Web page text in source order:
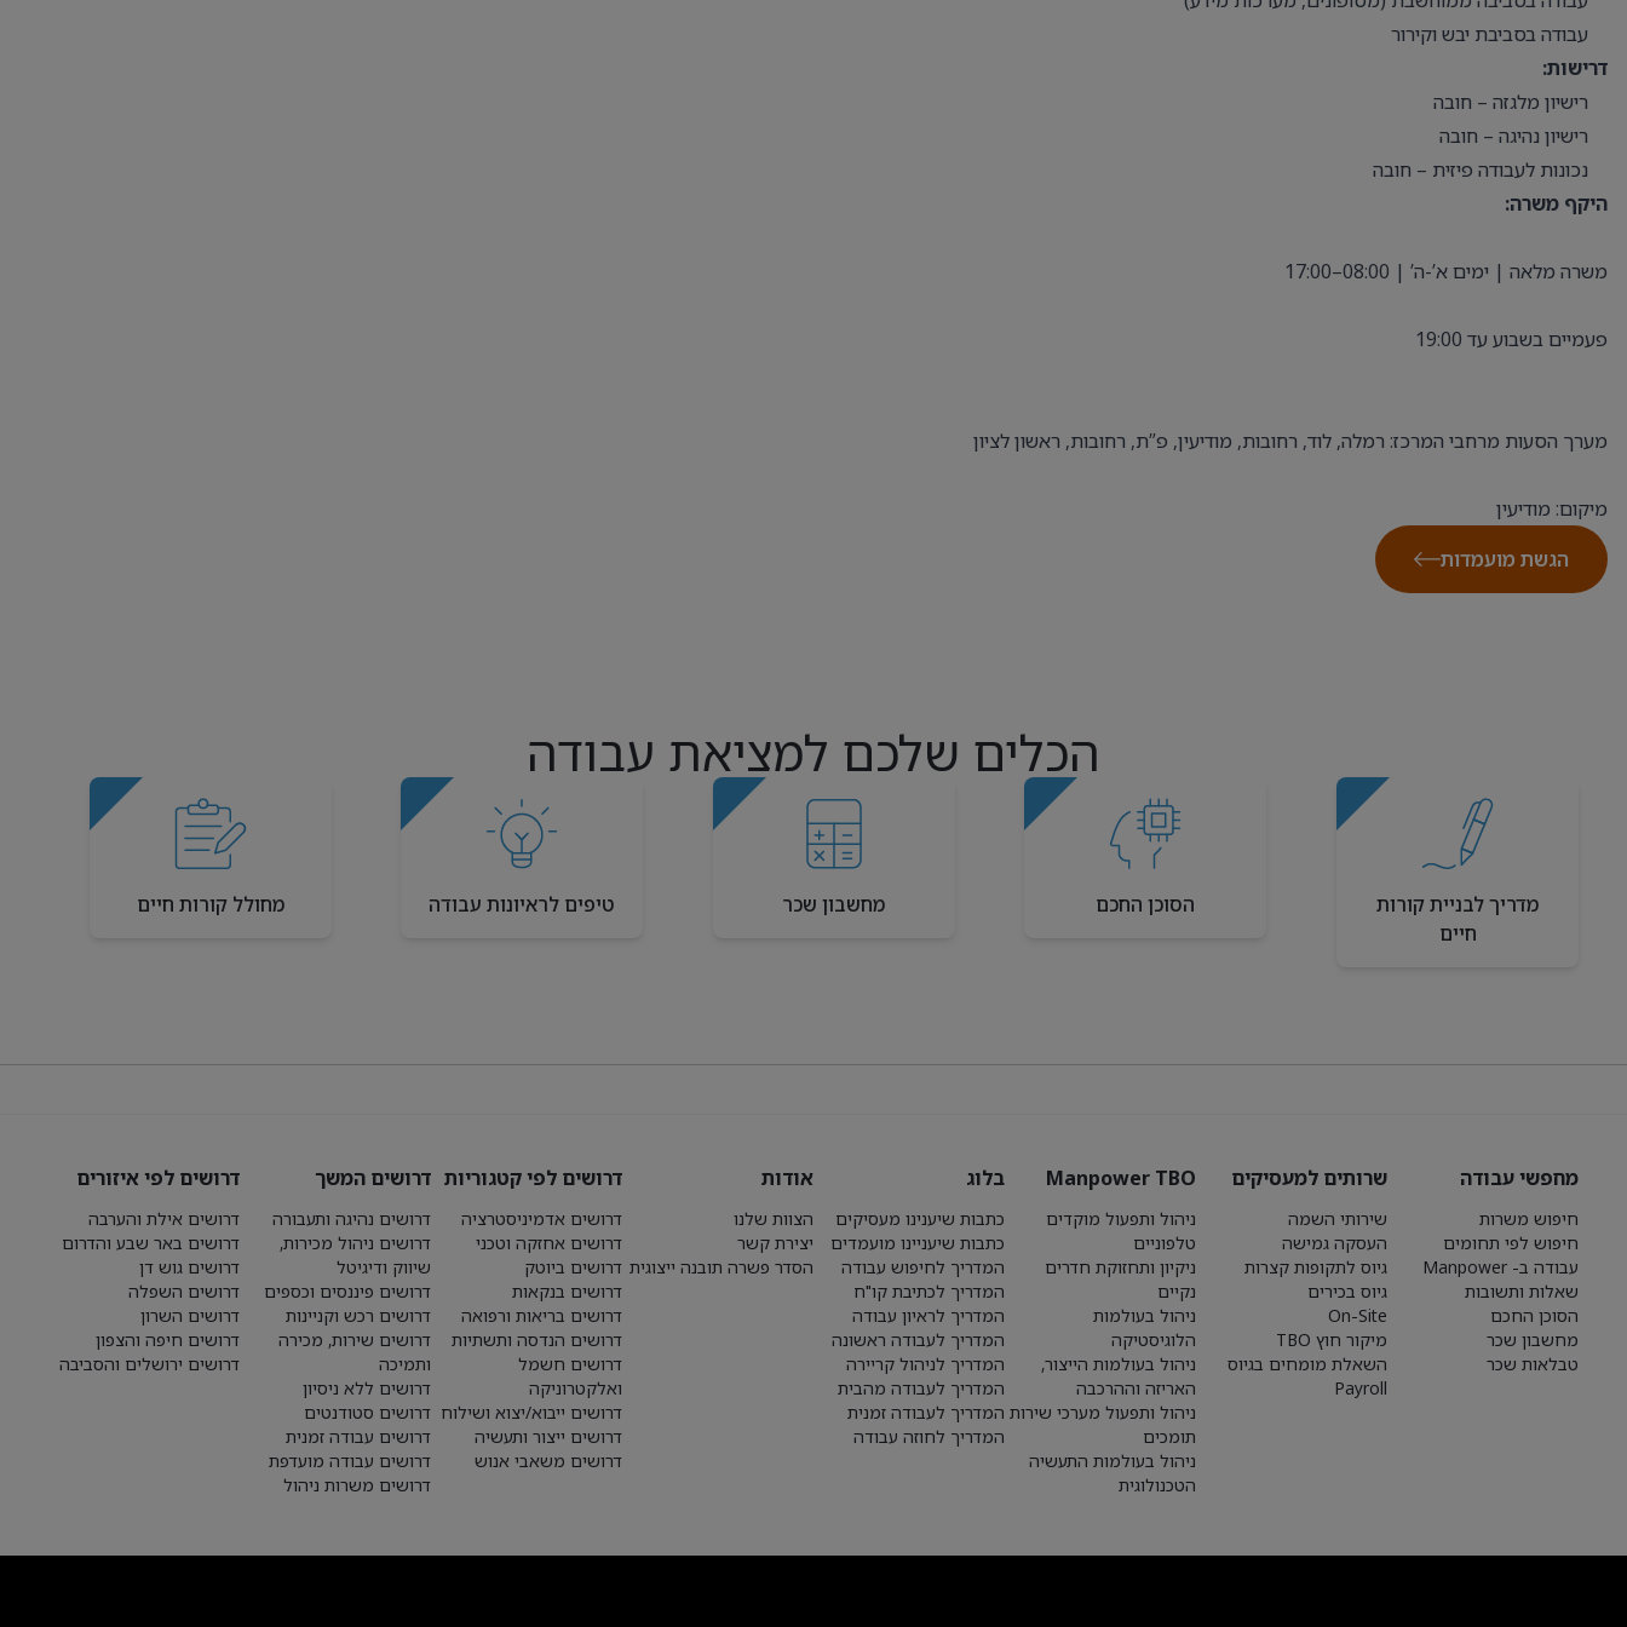
עבודה בסביבת יבש וקירור
דרישות:
רישיון מלגזה – חובה
רישיון נהיגה – חובה
נכונות לעבודה פיזית – חובה
היקף משרה:
משרה מלאה | ימים א’-ה’ | 08:00–17:00
פעמיים בשבוע עד 19:00
מערך הסעות מרחבי המרכז: רמלה, לוד, רחובות, מודיעין, פ”ת, רחובות, ראשון לציון
מיקום: מודיעין
הגשת מועמדות
הכלים שלכם למציאת עבודה
מדריך לבניית קורות
חיים
הסוכן החכם מחשבון שכר טיפים לראיונות עבודה מחולל קורות חיים
מחפשי עבודה
חיפוש משרות
חיפוש לפי תחומים
עבודה ב- Manpower
שאלות ותשובות
הסוכן החכם
מחשבון שכר
טבלאות שכר
שרותים למעסיקים
שירותי השמה
העסקה גמישה
גיוס לתקופות קצרות
גיוס בכירים
On-Site
מיקור חוץ TBO
השאלת מומחים בגיוס
Payroll
Manpower TBO
ניהול ותפעול מוקדים
טלפוניים
ניקיון ותחזוקת חדרים
נקיים
ניהול בעולמות
הלוגיסטיקה
ניהול בעולמות הייצור,
האריזה וההרכבה
ניהול ותפעול מערכי שירות
תומכים
ניהול בעולמות התעשיה
הטכנולוגית
בלוג
כתבות שיענינו מעסיקים
כתבות שיעניינו מועמדים
המדריך לחיפוש עבודה
המדריך לכתיבת קו"ח
המדריך לראיון עבודה
המדריך לעבודה ראשונה
המדריך לניהול קריירה
המדריך לעבודה מהבית
המדריך לעבודה זמנית
המדריך לחוזה עבודה
אודות
הצוות שלנו
יצירת קשר
הסדר פשרה תובנה ייצוגית
דרושים לפי קטגוריות
דרושים אדמיניסטרציה
דרושים אחזקה וטכני
דרושים ביוטק
דרושים בנקאות
דרושים בריאות ורפואה
דרושים הנדסה ותשתיות
דרושים חשמל
ואלקטרוניקה
דרושים ייבוא/יצוא ושילוח
דרושים ייצור ותעשיה
דרושים משאבי אנוש
דרושים המשך
דרושים נהיגה ותעבורה
דרושים ניהול מכירות,
שיווק ודיגיטל
דרושים פיננסים וכספים
דרושים רכש וקניינות
דרושים שירות, מכירה
ותמיכה
דרושים ללא ניסיון
דרושים סטודנטים
דרושים עבודה זמנית
דרושים עבודה מועדפת
דרושים משרות ניהול
דרושים לפי איזורים
דרושים אילת והערבה
דרושים באר שבע והדרום
דרושים גוש דן
דרושים השפלה
דרושים השרון
דרושים חיפה והצפון
דרושים ירושלים והסביבה